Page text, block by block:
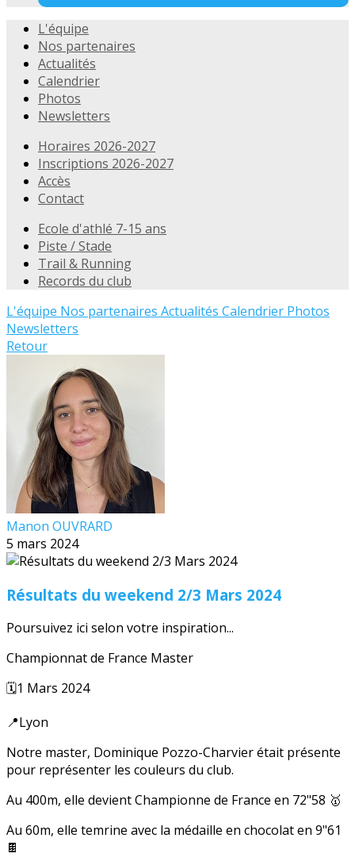
L'équipe
Nos partenaires
Actualités
Calendrier
Photos
Newsletters
Horaires 2026-2027
Inscriptions 2026-2027
Accès
Contact
Ecole d'athlé 7-15 ans
Piste / Stade
Trail & Running
Records du club
L'équipe Nos partenaires Actualités Calendrier Photos
Newsletters
Retour
Manon OUVRARD
5 mars 2024
Résultats du weekend 2/3 Mars 2024
Poursuivez ici selon votre inspiration...
Championnat de France Master
🗓️1 Mars 2024
📍Lyon
Notre master, Dominique Pozzo-Charvier était présente
pour représenter les couleurs du club.
Au 400m, elle devient Championne de France en 72"58 🥇
Au 60m, elle temrine avec la médaille en chocolat en 9"61
🍫